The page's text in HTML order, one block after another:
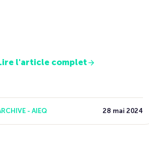
l'article complet
- AIEQ 28 mai 2024